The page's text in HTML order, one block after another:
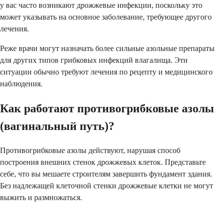
у вас часто возникают дрожжевые инфекции, поскольку это
может указывать на основное заболевание, требующее другого
лечения.
Реже врачи могут назначать более сильные азольные препараты
для других типов грибковых инфекций влагалища. Эти
ситуации обычно требуют лечения по рецепту и медицинского
наблюдения.
Как работают противогрибковые азолы
(вагинальный путь)?
Противогрибковые азолы действуют, нарушая способ
построения внешних стенок дрожжевых клеток. Представьте
себе, что вы мешаете строителям завершить фундамент здания.
Без надлежащей клеточной стенки дрожжевые клетки не могут
выжить и размножаться.